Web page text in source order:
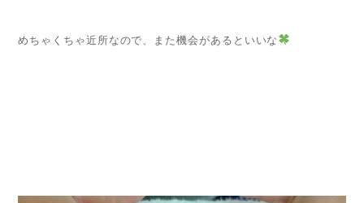
めちゃくちゃ近所なので、また機会があるといいな